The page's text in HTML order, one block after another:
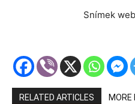
Snímek
RELATED ARTICLES MORE